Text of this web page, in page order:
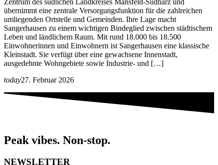
Zentrum des südlichen Landkreises Mansfeld-Südharz und
übernimmt eine zentrale Versorgungsfunktion für die zahlreichen
umliegenden Ortsteile und Gemeinden. Ihre Lage macht
Sangerhausen zu einem wichtigen Bindeglied zwischen städtischem
Leben und ländlichem Raum. Mit rund 18.000 bis 18.500
Einwohnerinnen und Einwohnern ist Sangerhausen eine klassische
Kleinstadt. Sie verfügt über eine gewachsene Innenstadt,
ausgedehnte Wohngebiete sowie Industrie- und […]
today27. Februar 2026
Peak vibes. Non-stop.
NEWSLETTER